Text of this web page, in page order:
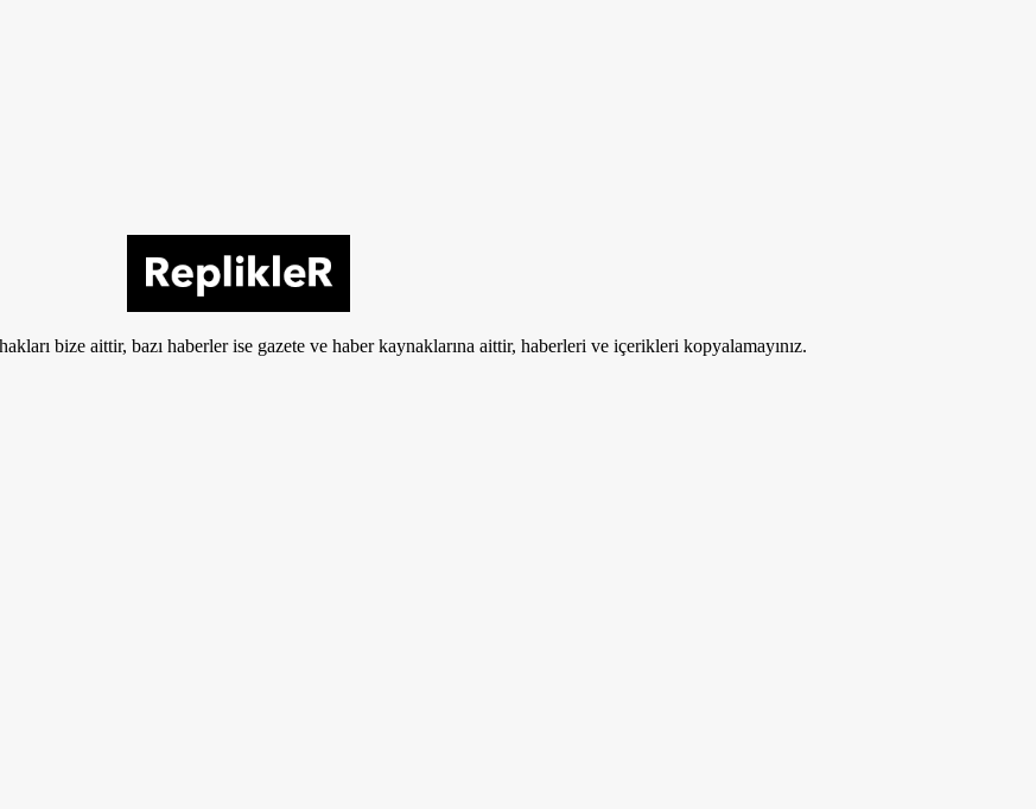
bize aittir, bazı haberler ise gazete ve haber kaynaklarına aittir, haberleri ve içerikleri kopyalamayınız.